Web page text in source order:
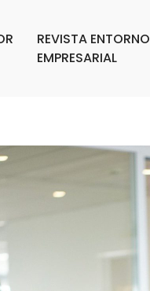
REVISTA ENTORNO
EMPRESARIAL